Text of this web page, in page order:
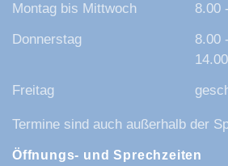
Montag bis Mittwoch
8.00
Donnerstag
8.00
Freitag
Termine sind auch außerhalb der
Öffnungs- und Sprechzeiten